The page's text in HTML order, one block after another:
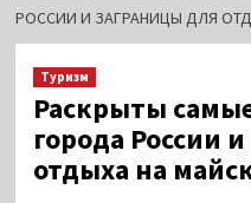
РОССИИ И ЗАГРАНИЦЫ ДЛЯ
Туризм
Раскрыты
города России
отдыха на